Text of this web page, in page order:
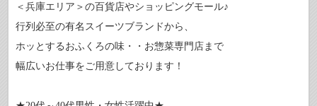
＜兵庫エリア＞の百貨店やショッピングモール♪
行列必至の有名スイーツブランドから、
ホッとするおふくろの味・・お惣菜専門店まで
幅広いお仕事をご用意しております！